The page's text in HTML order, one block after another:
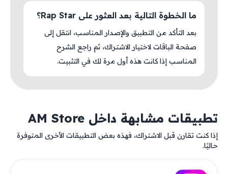
ما الخطوة التالية بعد العثور على Rap Star؟
بعد التأكد من التطبيق والإصدار المناسب، انتقل إلى
صفحة الباقات لاختيار الاشتراك، ثم راجع الشرح
المناسب إذا كانت هذه أول مرة لك في التثبيت.
تطبيقات مشابهة داخل AM Store
إذا كنت تقارن قبل الاشتراك، فهذه بعض التطبيقات الأخرى المتوفرة
حاليًا.